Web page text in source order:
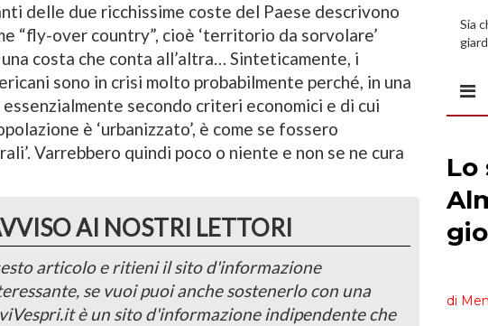
delle due ricchissime coste del Paese descrivono
“fly-over country”, cioè ‘territorio da sorvolare’
costa che conta all’altra… Sinteticamente, i
sono in crisi molto probabilmente perché, in una
secondo criteri economici e di cui
è ‘urbanizzato’, è come se fossero
Varrebbero quindi poco o niente e non se ne cura
AI NOSTRI LETTORI
articolo e ritieni il sito d'informazione
se vuoi puoi anche sostenerlo con una
è un sito d'informazione indipendente che
Sia